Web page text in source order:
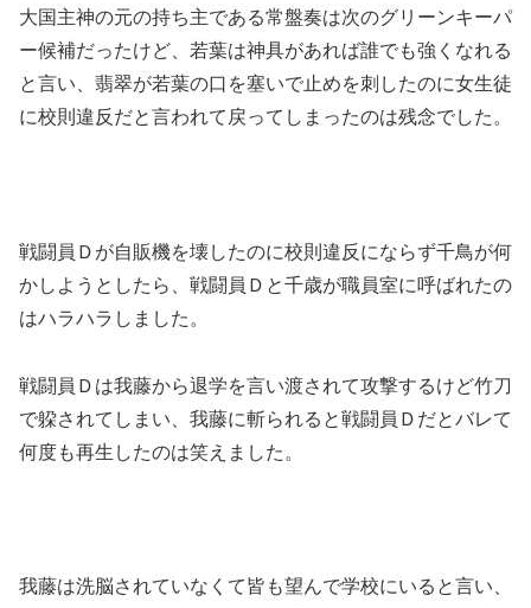
大国主神の元の持ち主である常盤奏は次のグリーンキーパ
ー候補だったけど、若葉は神具があれば誰でも強くなれる
と言い、翡翠が若葉の口を塞いで止めを刺したのに女生徒
に校則違反だと言われて戻ってしまったのは残念でした。
戦闘員Ｄが自販機を壊したのに校則違反にならず千鳥が何
かしようとしたら、戦闘員Ｄと千歳が職員室に呼ばれたの
はハラハラしました。
戦闘員Ｄは我藤から退学を言い渡されて攻撃するけど竹刀
で躱されてしまい、我藤に斬られると戦闘員Ｄだとバレて
何度も再生したのは笑えました。
我藤は洗脳されていなくて皆も望んで学校にいると言い、